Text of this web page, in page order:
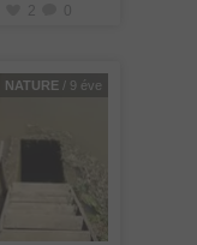
2
NATURE / 9 éve